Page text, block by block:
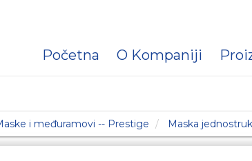
Početna O Kompaniji
i međuramovi -- Prestige Maska